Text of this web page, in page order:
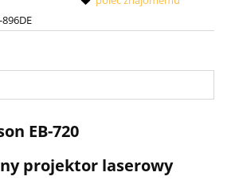
EB-720
projektor laserowy